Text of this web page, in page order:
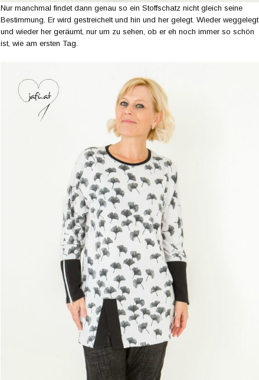
Nur manchmal findet dann genau so ein Stoffschatz nicht gleich seine
Bestimmung. Er wird gestreichelt und hin und her gelegt. Wieder weggelegt
und wieder her geräumt, nur um zu sehen, ob er eh noch immer so schön
ist, wie am ersten Tag.